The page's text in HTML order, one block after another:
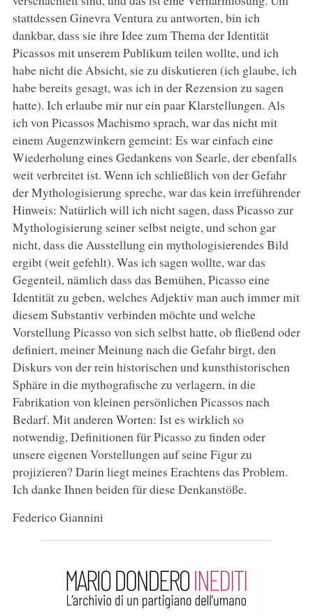
stattdessen Ginevra Ventura zu antworten, bin ich
dankbar, dass sie ihre Idee zum Thema der Identität
Picassos mit unserem Publikum teilen wollte, und ich
habe nicht die Absicht, sie zu diskutieren (ich glaube, ich
habe bereits gesagt, was ich in der Rezension zu sagen
hatte). Ich erlaube mir nur ein paar Klarstellungen. Als
ich von Picassos Machismo sprach, war das nicht mit
einem Augenzwinkern gemeint: Es war einfach eine
Wiederholung eines Gedankens von Searle, der ebenfalls
weit verbreitet ist. Wenn ich schließlich von der Gefahr
der Mythologisierung spreche, war das kein irreführender
Hinweis: Natürlich will ich nicht sagen, dass Picasso zur
Mythologisierung seiner selbst neigte, und schon gar
nicht, dass die Ausstellung ein mythologisierendes Bild
ergibt (weit gefehlt). Was ich sagen wollte, war das
Gegenteil, nämlich dass das Bemühen, Picasso eine
Identität zu geben, welches Adjektiv man auch immer mit
diesem Substantiv verbinden möchte und welche
Vorstellung Picasso von sich selbst hatte, ob fließend oder
definiert, meiner Meinung nach die Gefahr birgt, den
Diskurs von der rein historischen und kunsthistorischen
Sphäre in die mythografische zu verlagern, in die
Fabrikation von kleinen persönlichen Picassos nach
Bedarf. Mit anderen Worten: Ist es wirklich so
notwendig, Definitionen für Picasso zu finden oder
unsere eigenen Vorstellungen auf seine Figur zu
projizieren? Darin liegt meines Erachtens das Problem.
Ich danke Ihnen beiden für diese Denkanstöße.
Federico Giannini